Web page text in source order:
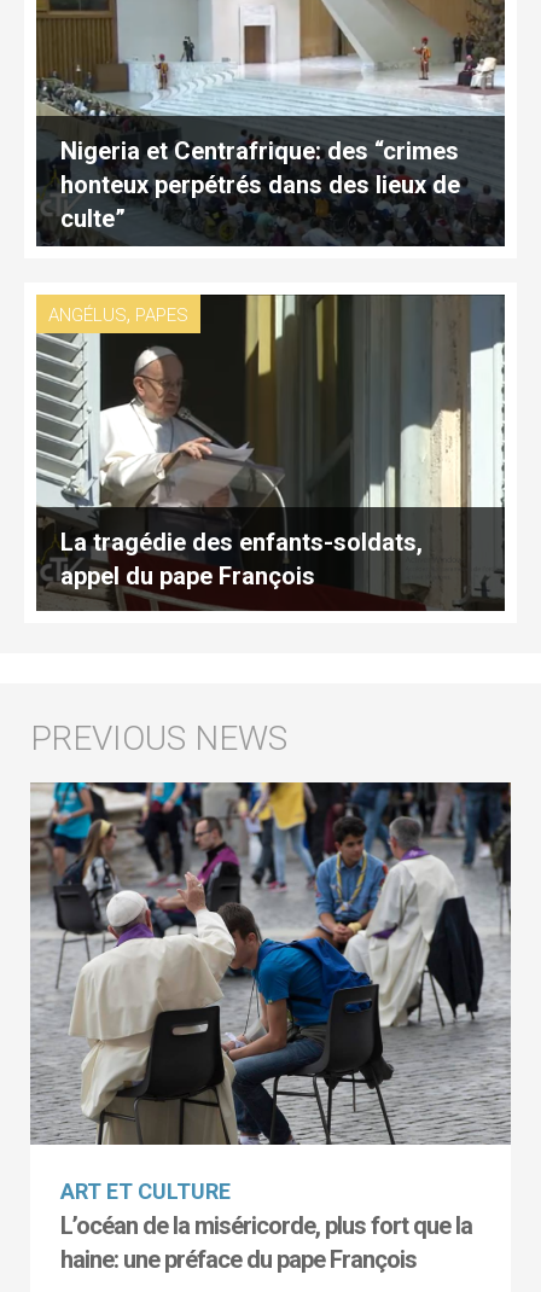
Nigeria et Centrafrique: des “crimes
honteux perpétrés dans des lieux de
culte”
ANGÉLUS, PAPES
La tragédie des enfants-soldats,
appel du pape François
ART ET CULTURE
L’océan de la miséricorde, plus fort que la
haine: une préface du pape François